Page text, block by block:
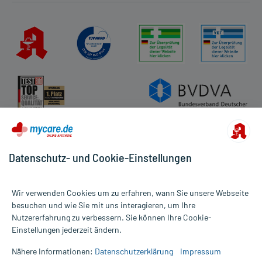
Impressum
Datenschutz
Cookie-Einstellungen
Rückgabe/Widerruf
Alle Preise gelten inkl. MwSt., ggf. zzgl. Versandkosten
Informationen auf dieser Website werden ausschließlich für
die Untersuchung und Behandlung durch einen Arzt. Bitte
Datenschutz- und Cookie-Einstellungen
Wir verwenden Cookies um zu erfahren, wann Sie unsere Webseite
besuchen und wie Sie mit uns interagieren, um Ihre
Nutzererfahrung zu verbessern. Sie können Ihre Cookie-
Einstellungen jederzeit ändern.
Nähere Informationen: Datenschutzerklärung Impressum